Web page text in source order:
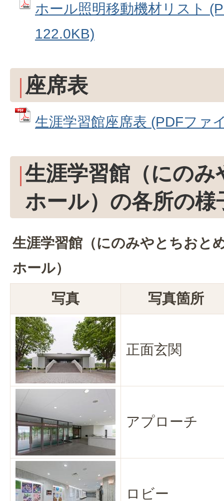
ホール照明移動機材リスト
122.0KB)
座席表
生涯学習館座席表 (PDFファ
生涯学習館（にの
ホール）の各所の様
生涯学習館（にのみやとちおと
ホール）
写真
写真箇所
正面玄関
アプローチ
ロビー